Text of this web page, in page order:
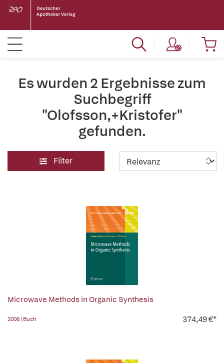
Es wurden 2 Ergebnisse zum
Suchbegriff
"Olofsson,+Kristofer"
gefunden.
Filter
Microwave Methods in Organic Synthesis
2006 | Buch 374,49 €*